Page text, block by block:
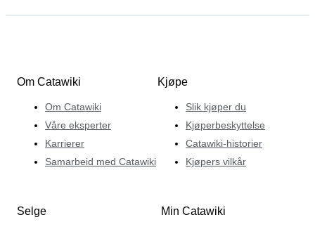
Om Catawiki
Om Catawiki
Våre eksperter
Karrierer
Samarbeid med Catawiki
Kjøpe
Slik kjøper du
Kjøperbeskyttelse
Catawiki-historier
Kjøpers vilkår
Selge Min Catawiki